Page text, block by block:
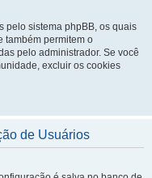
pelo sistema phpBB, os quais
também permitem o
pelo administrador. Se você
excluir os cookies
de Usuários